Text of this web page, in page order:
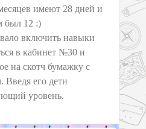
имеют 28 дней и
был 12 :)
включить навыки
в кабинет №30 и
на скотч бумажку с
Введя его дети
уровень.